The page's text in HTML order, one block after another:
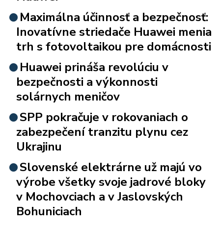
Maximálna účinnosť a bezpečnosť:
Inovatívne striedače Huawei menia
trh s fotovoltaikou pre domácnosti
Huawei prináša revolúciu v
bezpečnosti a výkonnosti
solárnych meničov
SPP pokračuje v rokovaniach o
zabezpečení tranzitu plynu cez
Ukrajinu
Slovenské elektrárne už majú vo
výrobe všetky svoje jadrové bloky
v Mochovciach a v Jaslovských
Bohuniciach